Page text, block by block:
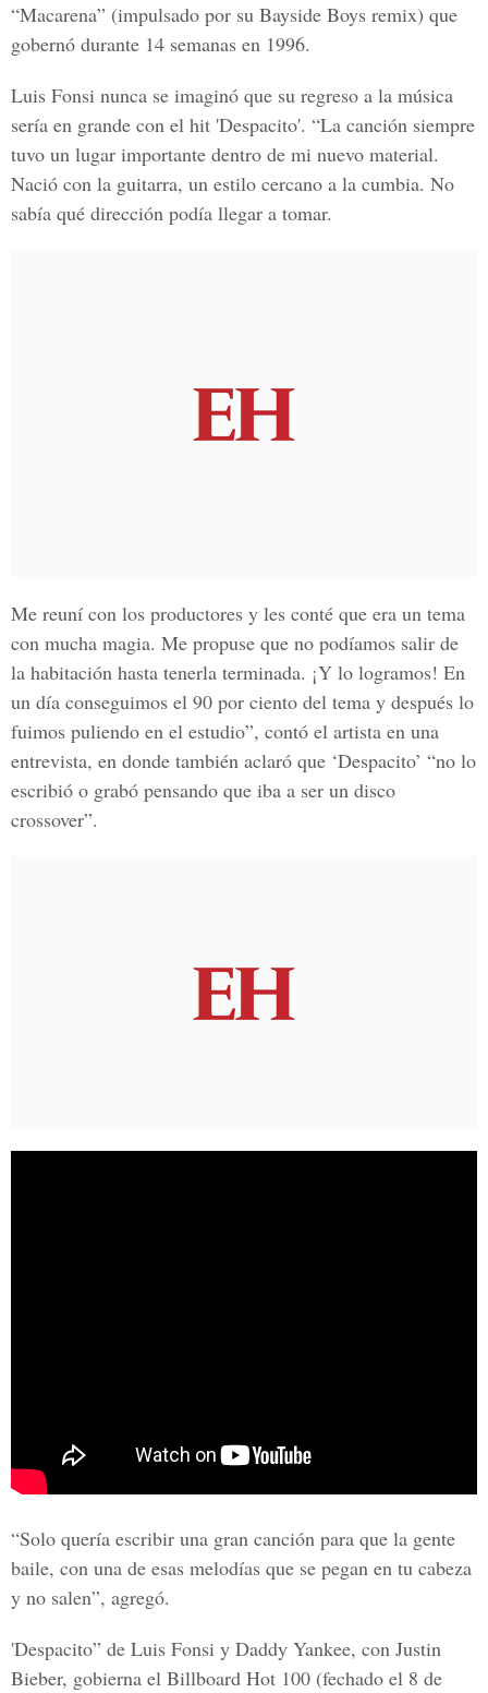
“Macarena” (impulsado por su Bayside Boys remix) que
gobernó durante 14 semanas en 1996.
Luis Fonsi nunca se imaginó que su regreso a la música
sería en grande con el hit 'Despacito'. “La canción siempre
tuvo un lugar importante dentro de mi nuevo material.
Nació con la guitarra, un estilo cercano a la cumbia. No
sabía qué dirección podía llegar a tomar.
Me reuní con los productores y les conté que era un tema
con mucha magia. Me propuse que no podíamos salir de
la habitación hasta tenerla terminada. ¡Y lo logramos! En
un día conseguimos el 90 por ciento del tema y después lo
fuimos puliendo en el estudio”, contó el artista en una
entrevista, en donde también aclaró que ‘Despacito’ “no lo
escribió o grabó pensando que iba a ser un disco
crossover”.
“Solo quería escribir una gran canción para que la gente
baile, con una de esas melodías que se pegan en tu cabeza
y no salen”, agregó.
'Despacito” de Luis Fonsi y Daddy Yankee, con Justin
Bieber, gobierna el Billboard Hot 100 (fechado el 8 de